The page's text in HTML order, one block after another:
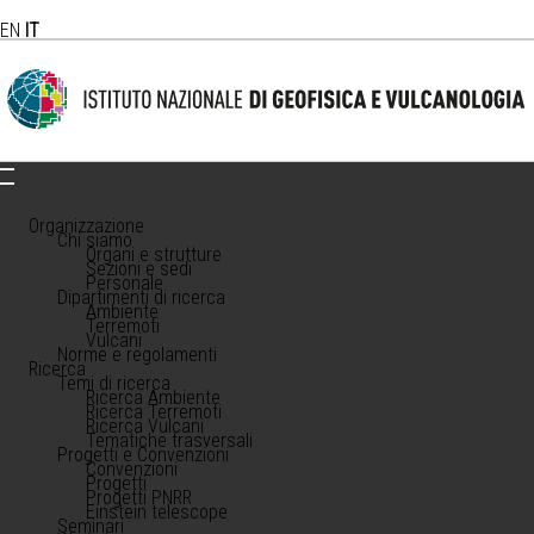
EN IT
Organizzazione
Chi siamo
Organi e strutture
Sezioni e sedi
Personale
Dipartimenti di ricerca
Ambiente
Terremoti
Vulcani
Norme e regolamenti
Ricerca
Temi di ricerca
Ricerca Ambiente
Ricerca Terremoti
Ricerca Vulcani
Tematiche trasversali
Progetti e Convenzioni
Convenzioni
Progetti
Progetti PNRR
Einstein telescope
Seminari